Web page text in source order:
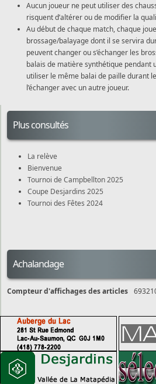
Aucun joueur ne peut utiliser des
risquent d’altérer ou de modifier la
Au début de chaque match, chaque
brossage/balayage dont il se servira
peuvent changer ou s’échanger les
balais de matière synthétique pendant
utiliser le même balai de paille durant
l’échanger avec un autre joueur.
Plus consultés
La relève
Bienvenue
Tournoi de Campbellton 2025
Coupe Desjardins 2025
Tournoi des Fêtes 2024
Achalandage
Compteur d'affichages des articles